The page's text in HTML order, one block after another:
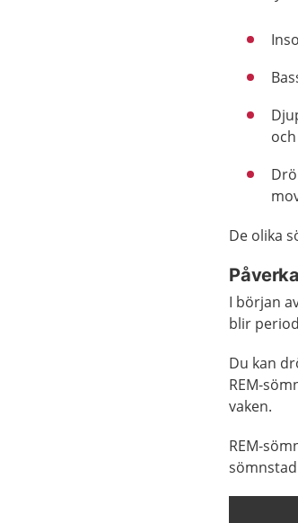
De olika
I början
blir
Du kan
REM-
vaken.
REM-